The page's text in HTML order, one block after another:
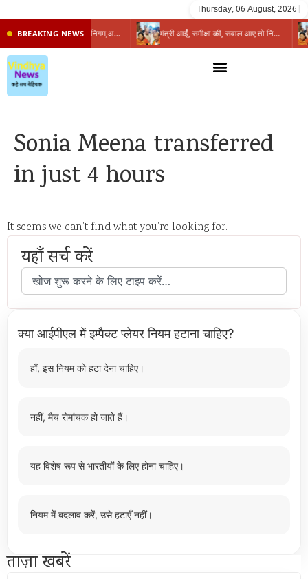
Thursday, 06 August, 2026
BREAKING NEWS प्रभारी मंत्री के निशाने पर नगर निगम,अफसरों को 10 दिन का अल्टीमेटम,नहीं होगी कार्रवाई, महापौर-आयुक्त के बीच सौहार्दहीनता पर मंत्री ने उठाए सवाल मंत्री आईं, समीक्षा की, सवाल आए तो निकल गईं – खाली जयंत चौंकीं पर नहीं दिया जवाब
Sonia Meena transferred
in just 4 hours
It seems we can’t find what you’re looking for.
यहाँ सर्च करें
क्या आईपीएल में इम्पैक्ट प्लेयर नियम हटाना चाहिए?
हाँ, इस नियम को हटा देना चाहिए।
नहीं, मैच रोमांचक हो जाते हैं।
यह विशेष रूप से भारतीयों के लिए होना चाहिए।
नियम में बदलाव करें, उसे हटाएँ नहीं।
ताज़ा खबरें